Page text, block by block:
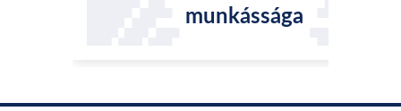
munkássága